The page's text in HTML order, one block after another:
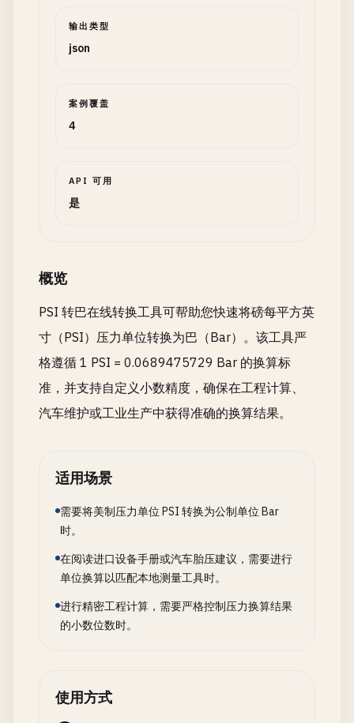
输出类型
json
案例覆盖
4
API 可用
是
概览
PSI 转巴在线转换工具可帮助您快速将磅每平方英
寸（PSI）压力单位转换为巴（Bar）。该工具严
格遵循 1 PSI = 0.0689475729 Bar 的换算标
准，并支持自定义小数精度，确保在工程计算、
汽车维护或工业生产中获得准确的换算结果。
适用场景
需要将美制压力单位 PSI 转换为公制单位 Bar
时。
在阅读进口设备手册或汽车胎压建议，需要进行
单位换算以匹配本地测量工具时。
进行精密工程计算，需要严格控制压力换算结果
的小数位数时。
使用方式